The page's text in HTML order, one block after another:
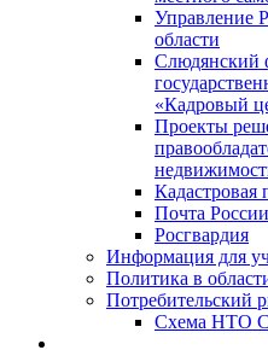
Управление
области
Слюдянский
«Кадровый
Проекты
Кадастровая
Почта России
Росгвардия
Информация для
Политика в
Потребительский
Схема НТО